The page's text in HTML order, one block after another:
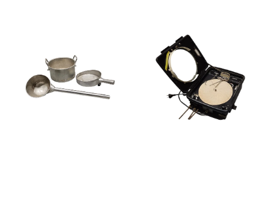
gietattributen,
eeuw
drukmeter
model